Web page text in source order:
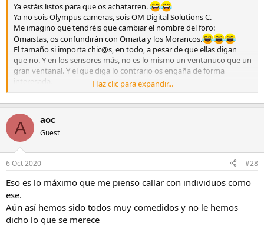
Ya estáis listos para que os achatarren.
Ya no sois Olympus cameras, sois OM Digital Solutions C.
Me imagino que tendréis que cambiar el nombre del foro:
Omaistas, os confundirán con Omaita y los Morancos.
El tamaño si importa chic@s, en todo, a pesar de que ellas digan
que no. Y en los sensores más, no es lo mismo un ventanuco que un
gran ventanal. Y el que diga lo contrario os engaña de forma
interesada.
Pues nada, mucha suerte Omaistas.
Descanse en paz Olympus cameras y bienvenido OM Digital
Solutions C. (de nombre largo y vida corta).
Un salúdete.
Haz clic para expandir...
A aoc
Guest
6 Oct 2020 #28
Eso es lo máximo que me pienso callar con individuos como
ese.
Aún así hemos sido todos muy comedidos y no le hemos
dicho lo que se merece